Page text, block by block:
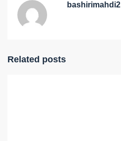
bashirimahdi2
Related posts